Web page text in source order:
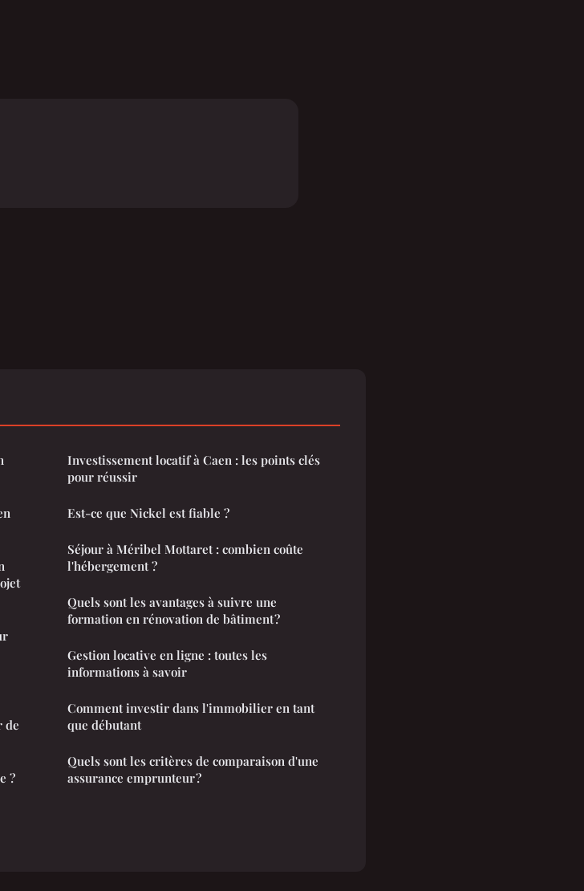
de
?
Investissement locatif à Caen : les points clés
pour réussir
Est-ce que Nickel est fiable ?
Séjour à Méribel Mottaret : combien coûte
l'hébergement ?
Quels sont les avantages à suivre une
formation en rénovation de bâtiment ?
Gestion locative en ligne : toutes les
informations à savoir
Comment investir dans l'immobilier en tant
que débutant
Quels sont les critères de comparaison d'une
assurance emprunteur ?